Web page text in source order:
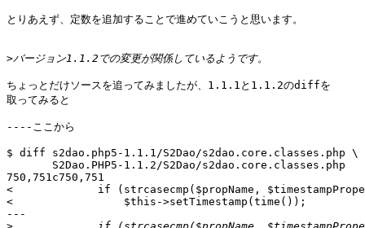
とりあえず、定数を追加することで進めていこうと思います。
>
ちょっとだけソースを追ってみましたが、1.1.1と1.1.2のdiffを
取ってみると
----ここから
$ diff s2dao.php5-1.1.1/S2Dao/s2dao.core.classes.php \
       S2Dao.PHP5-1.1.2/S2Dao/s2dao.core.classes.php
750,751c750,751
<             if (strcasecmp($propName,
<                 $this->setTimestamp(time());
---